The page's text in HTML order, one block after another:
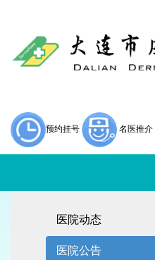
预约挂号 名医推介
医院动态
医院公告